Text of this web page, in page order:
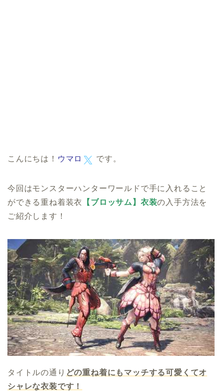
こんにちは！ ウマロ です。
今回はモンスターハンターワールドで手に入れること
ができる重ね着装衣
【ブロッサム】衣装の入手方法を
ご紹介します！
タイトルの通り どの重ね着にもマッチする可愛くてオ
シャレな衣装です！